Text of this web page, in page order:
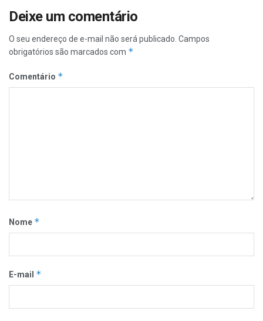
Deixe um comentário
O seu endereço de e-mail não será publicado. Campos
obrigatórios são marcados com *
Comentário *
Nome *
E-mail *